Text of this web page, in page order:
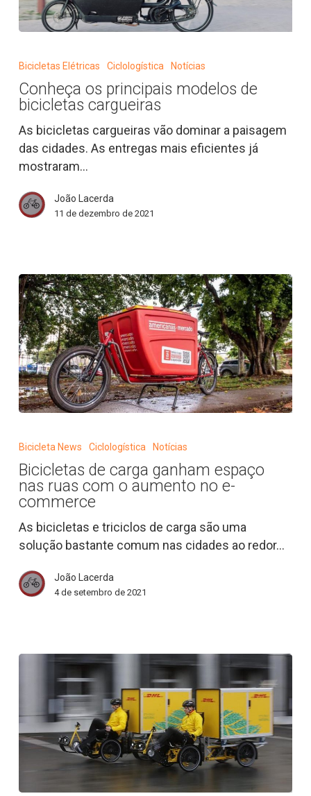
modelos
de
bicicletas
cargueiras
Bicicletas Elétricas Ciclologística Notícias
Conheça os principais modelos de
bicicletas cargueiras
As bicicletas cargueiras vão dominar a paisagem
das cidades. As entregas mais eficientes já
mostraram…
João Lacerda
11 de dezembro de 2021
de
ganham
espaço
nas
ruas
com
aumento
no
Bicicleta News Ciclologística Notícias
Bicicletas de carga ganham espaço
nas ruas com o aumento no e-
commerce
As bicicletas e triciclos de carga são uma
solução bastante comum nas cidades ao redor…
João Lacerda
4 de setembro de 2021